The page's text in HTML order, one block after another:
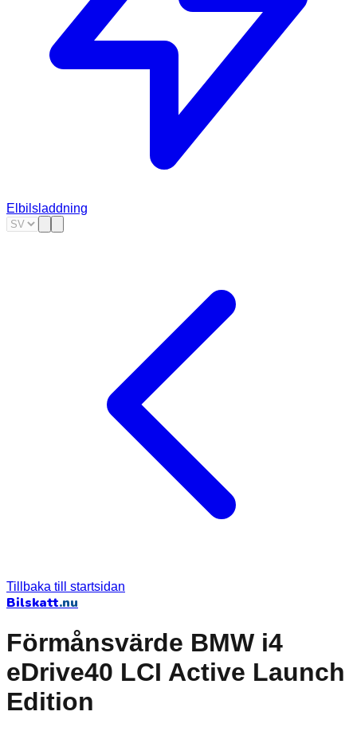
Elbilsladdning
Tillbaka till startsidan
Bilskatt.nu
Förmånsvärde BMW i4
eDrive40 LCI Active Launch
Edition